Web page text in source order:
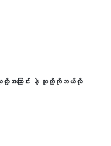
သူတို့အကြောင်း နဲ့ သူတို့ကိုဘယ်လို